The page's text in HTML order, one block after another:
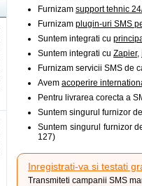
Furnizam support tehnic
Furnizam plugin-uri SMS
Suntem integrati cu
Suntem integrati cu Zapier,
Furnizam servicii SMS de
Avem acoperire
Pentru livrarea corecta a
Suntem singurul furnizor
Suntem singurul furnizor
127)
Inregistrati-va si testati
Transmiteti campanii SMS